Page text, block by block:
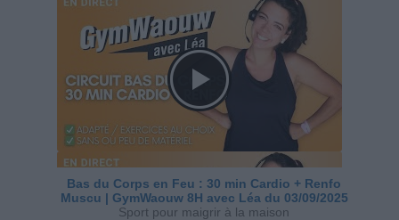
Bas du Corps en Feu : 30 min Cardio + Renfo
Muscu | GymWaouw 8H avec Léa du 03/09/2025
Sport pour maigrir à la maison